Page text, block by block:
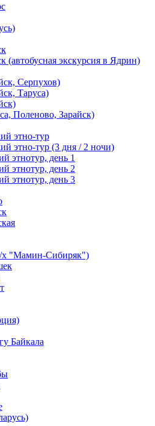
(автобусная экскурсия в Ядрин)
Серпухов)
Таруса)
Поленово, Зарайск)
этно-тур
этно-тур (3 дня / 2 ночи)
этнотур, день 1
этнотур, день 2
этнотур, день 3
х "Мамин-Сибиряк")
Байкала